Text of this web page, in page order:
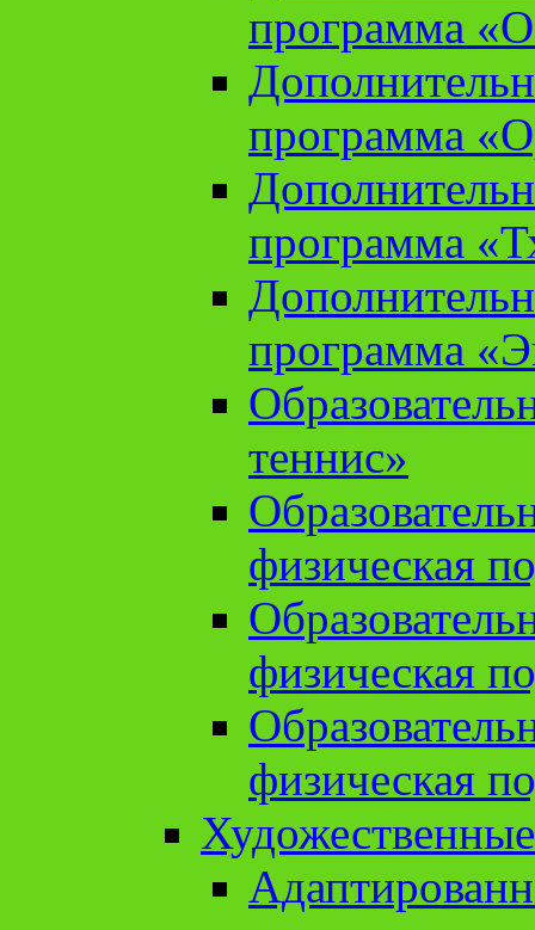
программа
программа
программа
программа
теннис»
физическая
физическая
физическая
Художественные